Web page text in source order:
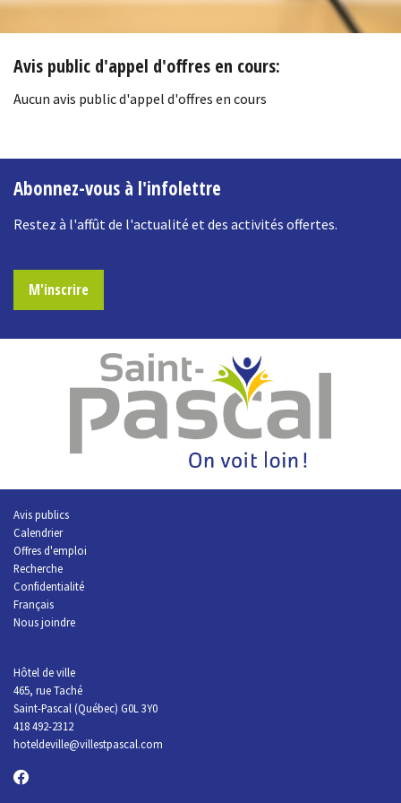
Avis public d'appel d'offres en cours:
Aucun avis public d'appel d'offres en cours
Abonnez-vous à l'infolettre
Restez à l'affût de l'actualité et des activités offertes.
M'inscrire
Avis publics
Calendrier
Offres d'emploi
Recherche
Confidentialité
Français
Nous joindre
Hôtel de ville
465, rue Taché
Saint-Pascal (Québec) G0L 3Y0
418 492-2312
hoteldeville@villestpascal.com